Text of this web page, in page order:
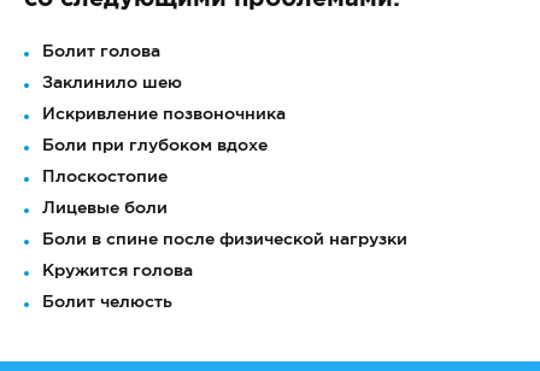
Болит голова
Заклинило шею
Искривление позвоночника
Боли при глубоком вдохе
Плоскостопие
Лицевые боли
Боли в спине после физической нагрузки
Кружится голова
Болит челюсть